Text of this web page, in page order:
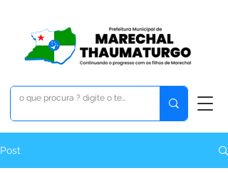
Post